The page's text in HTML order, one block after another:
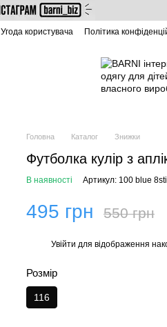
Угода користувача Політика
Головна Каталог Знижки
Футболка кулір з
В наявності Артикул: 100 blue
495 грн 550 грн
Увійти для відображення
Розмір
116